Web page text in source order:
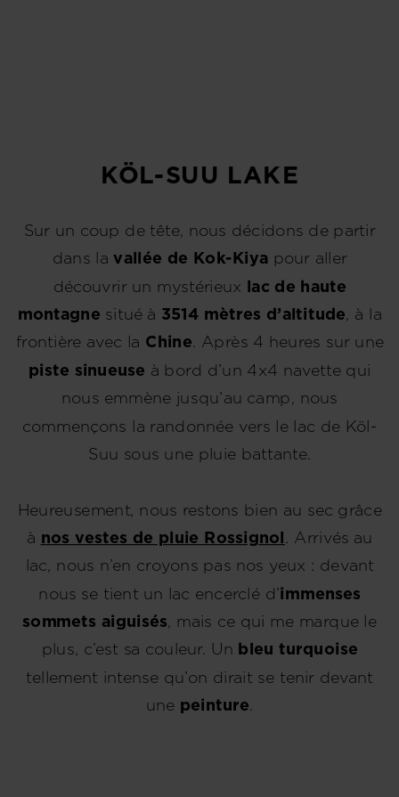
KÖL-SUU LAKE
Sur un coup de tête, nous décidons de partir
dans lavallée de Kok-Kiya pour aller
découvrir un mystérieux lac de haute
montagne situé à 3514 mètres d’altitude, à la
frontière avec la Chine. Après 4 heures sur une
piste sinueuse à bord d’un 4x4 navette qui
nous emmène jusqu’au camp, nous
commençons la randonnée vers le lac de Köl-
Suu sous une pluie battante.
Heureusement, nous restons bien au sec grâce
à nos vestes de pluie Rossignol. Arrivés au
lac, nous n’en croyons pas nos yeux : devant
nous se tient un lac encerclé d’immenses
sommets aiguisés, mais ce qui me marque le
plus, c’est sa couleur. Un bleu turquoise
tellement intense qu’on dirait se tenir devant
une peinture.